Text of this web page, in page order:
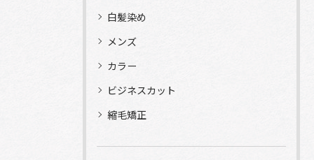
白髪染め
メンズ
カラー
ビジネスカット
縮毛矯正